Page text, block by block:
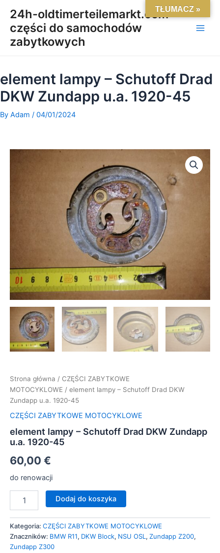
content
24h-oldtimerteilemarkt.com-
części do samochodów
zabytkowych
Main
element lampy – Schutoff Drad
DKW Zundapp u.a. 1920-45
By Adam / 04/01/2024
Strona główna / CZĘŚCI ZABYTKOWE
MOTOCYKLOWE / element lampy – Schutoff Drad DKW
Zundapp u.a. 1920-45
CZĘŚCI ZABYTKOWE MOTOCYKLOWE
element lampy – Schutoff Drad DKW Zundapp
u.a. 1920-45
60,00 €
do renowacji
ilość
Dodaj do koszyka
Kategoria: CZĘŚCI ZABYTKOWE MOTOCYKLOWE
Znaczników: BMW R11, DKW Block, NSU OSL, Zundapp Z200,
Zundapp Z300
TŁUMACZ »